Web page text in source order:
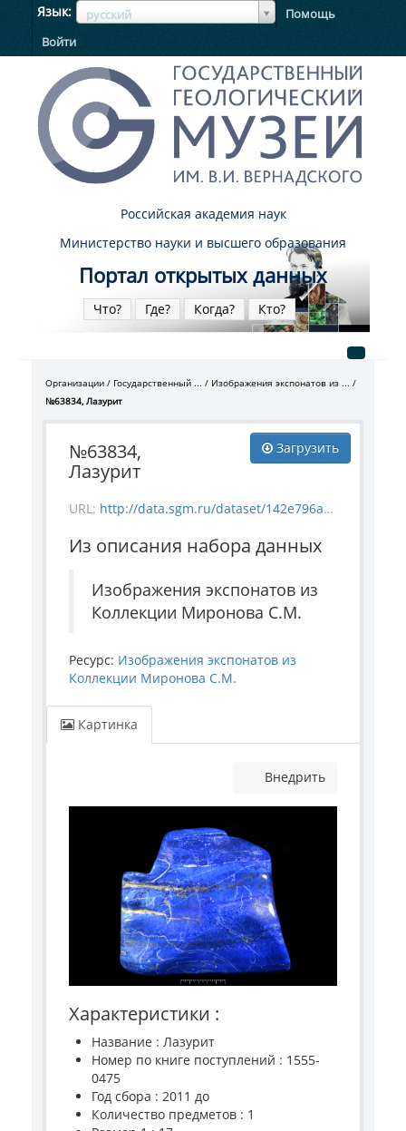
Язык русский
ЯзыкЯзык
Помощь
Войти
Российская академия наук
Министерство науки и высшего образования
Портал открытых данных
Что? Где? Когда? Кто?
Организации Государственный ...
Изображения экспонатов из ...
№63834, Лазурит
Загрузить
№63834,
Лазурит
URL: http://data.sgm.ru/dataset/142e796a-f892-44db-b797-21e7db2cd5ea/resource/2246d2b2-67a0-4164-88bd-5d7ba5b8b5ff/download/mineral_63834.jpg
Из описания набора данных
Изображения экспонатов из
Коллекции Миронова С.М.
Ресурс: Изображения экспонатов из
Коллекции Миронова С.М.
Картинка
Внедрить
Характеристики :
Название : Лазурит
Номер по книге поступлений : 1555-
0475
Год сбора : 2011 до
Количество предметов : 1